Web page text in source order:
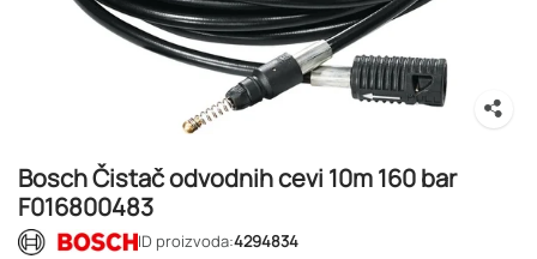
Bosch Čistač odvodnih cevi 10m 160 bar
F016800483
ID proizvoda:4294834